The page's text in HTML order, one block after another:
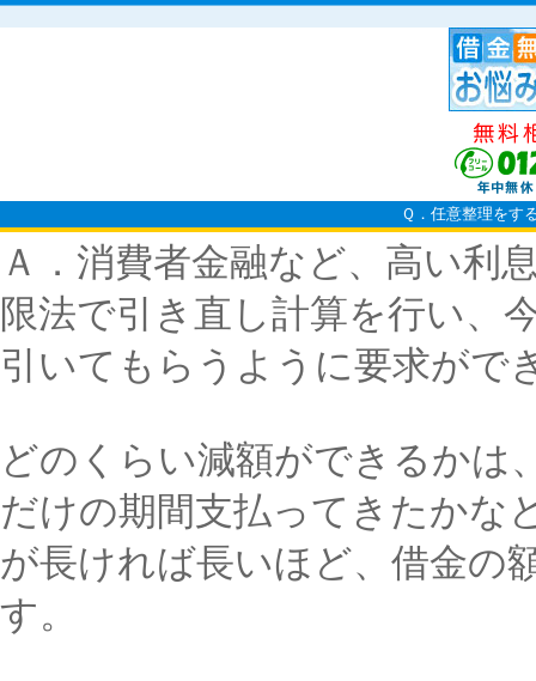
Ｑ．任意整理をす
Ａ．消費者金融など、高い利
限法で引き直し計算を行い、
引いてもらうように要求がで
どのくらい減額ができるかは
だけの期間支払ってきたかな
が長ければ長いほど、借金の
す。